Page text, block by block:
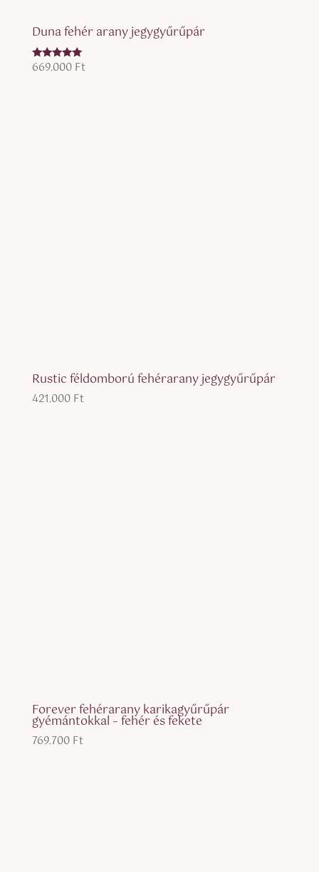
Duna fehér arany jegygyűrűpár
Értékelés:
669.000 Ft
Rustic féldomború fehérarany jegygyűrűpár
421.000 Ft
Forever fehérarany karikagyűrűpár
gyémántokkal – fehér és fekete
769.700 Ft